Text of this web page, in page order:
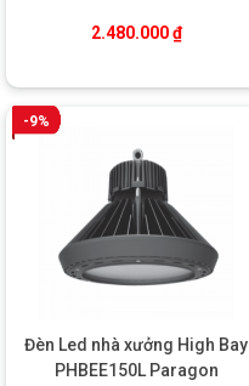
2.480.000₫
-9%
Đèn Led nhà xưởng High Bay
PHBEE150L Paragon